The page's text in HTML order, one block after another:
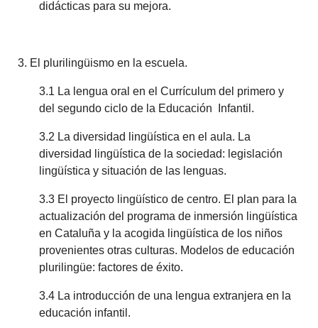
didácticas para su mejora.
3. El plurilingüismo en la escuela.
3.1 La lengua oral en el Currículum del primero y
del segundo ciclo de la Educación Infantil.
3.2 La diversidad lingüística en el aula. La
diversidad lingüística de la sociedad: legislación
lingüística y situación de las lenguas.
3.3 El proyecto lingüístico de centro. El plan para la
actualización del programa de inmersión lingüística
en Cataluña y la acogida lingüística de los niños
provenientes otras culturas. Modelos de educación
plurilingüe: factores de éxito.
3.4 La introducción de una lengua extranjera en la
educación infantil.